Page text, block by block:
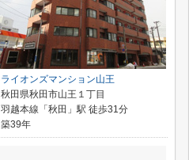
ライオンズマンション山王
秋田県秋田市山王１丁目
羽越本線「秋田」駅 徒歩31分
築39年